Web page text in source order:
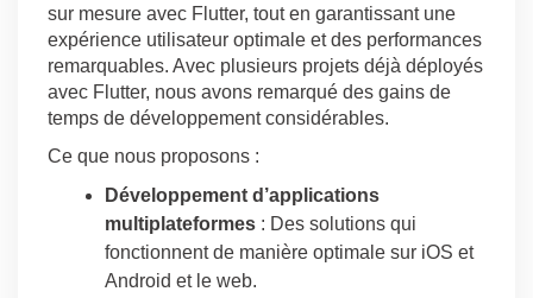
sur mesure avec Flutter, tout en garantissant une
expérience utilisateur optimale et des performances
remarquables. Avec plusieurs projets déjà déployés
avec Flutter, nous avons remarqué des gains de
temps de développement considérables.
Ce que nous proposons :
Développement d’applications
multiplateformes : Des solutions qui
fonctionnent de manière optimale sur iOS et
Android et le web.